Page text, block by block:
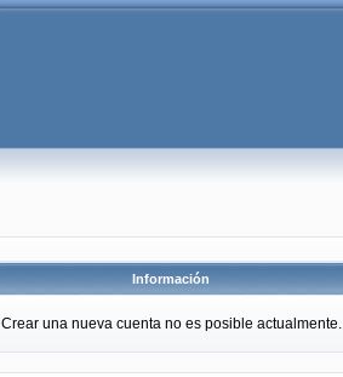
Información
Crear una nueva cuenta no es posible actualmente.